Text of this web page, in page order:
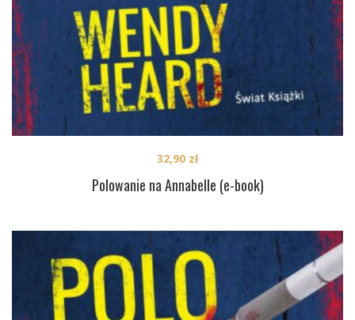
Polowanie na Annabelle (e-book)
32,90 zł